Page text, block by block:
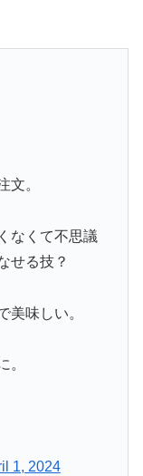
文。
なくて不思議
せる技？
美味しい。
。
1, 2024